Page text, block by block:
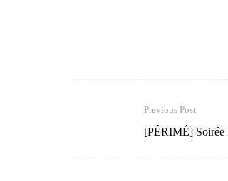
Previous Post
[PÉRIMÉ] Soirée